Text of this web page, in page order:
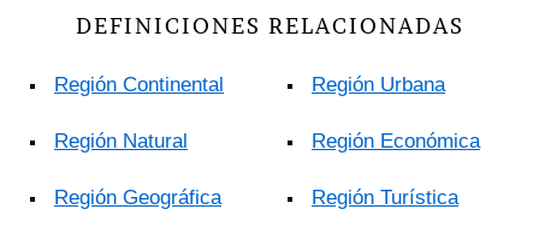
DEFINICIONES RELACIONADAS
Región Continental
Región Natural
Región Geográfica
Región Urbana
Región Económica
Región Turística